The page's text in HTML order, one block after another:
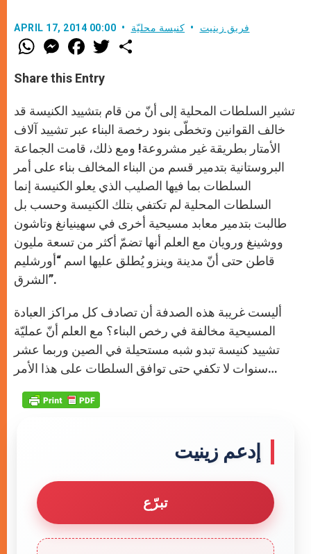
APRIL 17, 2014 00:00 فريق زينيت كنيسة محليّة
W
h
t
s
p
M
e
s
e
g
e
r
F
a
e
b
o
k
w
r
Share this Entry
تشير السلطات المحلية إلى أنّ من قام بتشييد الكنيسة قد
خالف القوانين وتخطّى بنود رخصة البناء عبر تشييد آلاف
الأمتار بطريقة غير مشروعة! ومع ذلك، قامت الجماعة
البروستانية بتدمير قسم من البناء المخالف بناء على أمر
السلطات بما فيها الصليب الذي يعلو الكنيسة إنما
السلطات المحلية لم تكتفي بتلك الكنيسة وحسب بل
طالبت بتدمير معابد مسيحية أخرى في سهينيانغ وتاشون
ووشينغ ورويان مع العلم أنها تضمّ أكثر من تسعة مليون
قاطن حتى أنّ مدينة وينزو يُطلق عليها اسم “أورشليم
الشرق”.
أليست غريبة هذه الصدفة أن تصادف كل مراكز العبادة
المسيحية مخالفة في رخص البناء؟ مع العلم أنّ عمليّة
تشييد كنيسة تبدو شبه مستحيلة في الصين وربما عشر
سنوات لا تكفي حتى توافق السلطات على هذا الأمر…
إدعم زينيت
تبرّع